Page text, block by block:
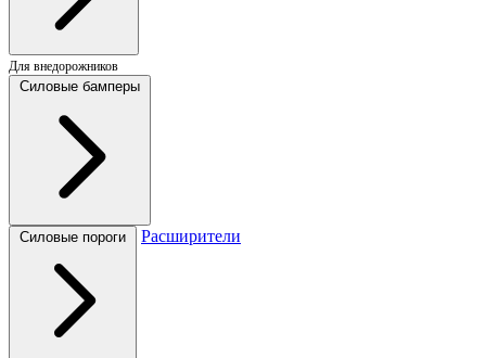
Для внедорожников
Силовые бамперы
Силовые пороги Расширители